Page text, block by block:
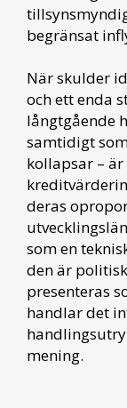
begränsat
När skulder
och ett enda
långtgående
samtidigt
kollapsar –
deras
som en
den är
presenteras
handlar det
mening.